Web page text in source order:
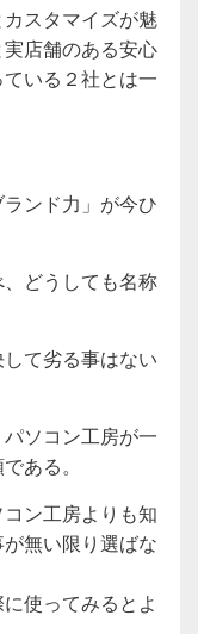
スタマイズが魅
店舗のある安心
いる２社とは一
ンド力」が今ひ
どうしても名称
て劣る事はない
ソコン工房が一
ある。
ン工房よりも知
無い限り選ばな
使ってみるとよ